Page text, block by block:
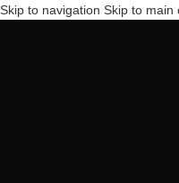
Skip to navigation Skip to main